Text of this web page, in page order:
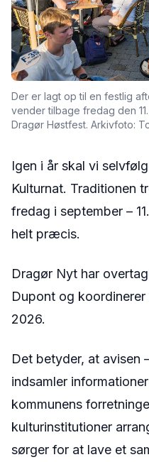
Der er lagt op til en festlig
vender tilbage fredag den
Dragør Høstfest. Arkivfoto:
Igen i år skal vi
Kulturnat. Traditionen
fredag i september –
helt præcis.
Dragør Nyt har
Dupont og
2026.
Det betyder, at avisen
indsamler
kommunens
kulturinstitutioner
sørger for at lave et